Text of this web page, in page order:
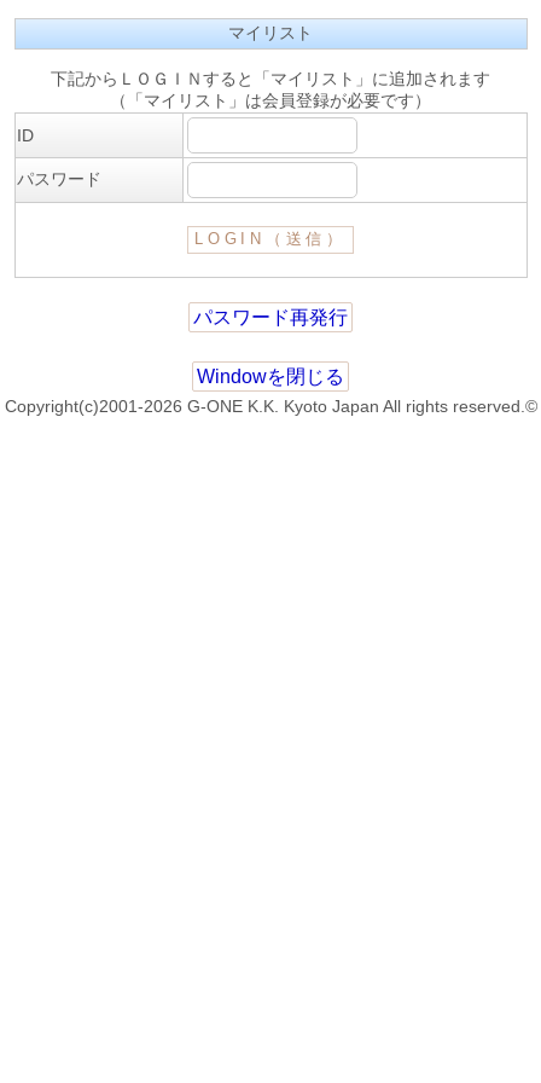
マイリスト
下記からＬＯＧＩＮすると「マイリスト」に追加されます
（「マイリスト」は会員登録が必要です）
ID
パスワード
パスワード再発行
Windowを閉じる
Copyright(c)2001-2026 G-ONE K.K. Kyoto Japan All rights reserved.©